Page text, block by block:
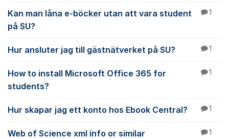
Kan man låna e-böcker utan att vara student
på SU?
1
Hur ansluter jag till gästnätverket på SU? 1
How to install Microsoft Office 365 for
students?
1
Hur skapar jag ett konto hos Ebook Central? 1
Web of Science xml info or similar 1